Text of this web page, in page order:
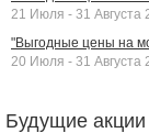
21 Июля - 31 Августа
"Выгодные цены на
20 Июля - 31 Августа
Будущие акции